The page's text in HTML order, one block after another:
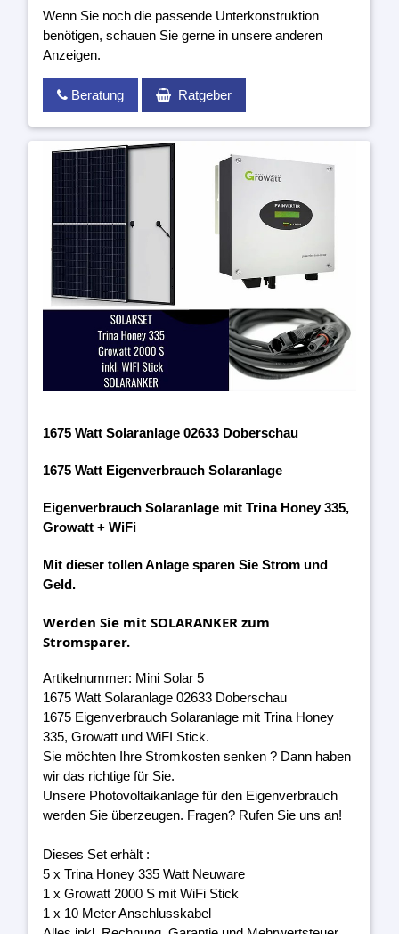
Wenn Sie noch die passende Unterkonstruktion
benötigen, schauen Sie gerne in unsere anderen
Anzeigen.
Beratung Ratgeber
1675 Watt Solaranlage 02633 Doberschau
1675 Watt Eigenverbrauch Solaranlage
Eigenverbrauch Solaranlage mit Trina Honey 335,
Growatt + WiFi
Mit dieser tollen Anlage sparen Sie Strom und
Geld.
Werden Sie mit SOLARANKER zum
Stromsparer.
Artikelnummer: Mini Solar 5
1675 Watt Solaranlage 02633 Doberschau
1675 Eigenverbrauch Solaranlage mit Trina Honey
335, Growatt und WiFI Stick.
Sie möchten Ihre Stromkosten senken ? Dann haben
wir das richtige für Sie.
Unsere Photovoltaikanlage für den Eigenverbrauch
werden Sie überzeugen. Fragen? Rufen Sie uns an!
Dieses Set erhält :
5 x Trina Honey 335 Watt Neuware
1 x Growatt 2000 S mit WiFi Stick
1 x 10 Meter Anschlusskabel